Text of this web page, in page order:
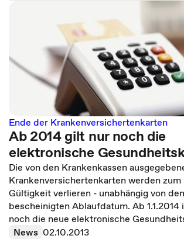
Ende der Krankenversichertenkarten
Ab 2014 gilt nur noch die
elektronische
Die von den Krankenkassen
Krankenversichertenkarten werden zum
Gültigkeit verlieren - unabhängig von
bescheinigten Ablaufdatum. Ab
noch die neue elektronische
News 02.10.2013